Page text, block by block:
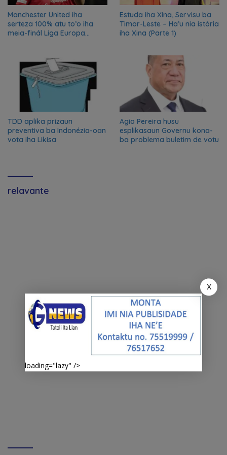
Manchester United iha
serteza 100% atu to’o iha
meia-finál Liga Europa
Estuda iha Xina, Servisu ba
Timor-Leste – Ha’u nia istória
iha Xina (Parte 1)
TDD aplika prizaun
preventiva ba Indonézia-oan
vota iha Likisa
Agio Pereira husu
esplikasaun Governu kona-
ba problema buletim de votu
relavante
X
loading="lazy" />